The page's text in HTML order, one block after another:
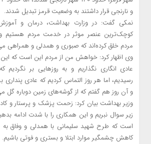
و نارنجی قرار داشتند به وضعیت قرمز تبدیل شدند.
نمکی گفت: در وزارت بهداشت، درمان و
کوچک‌ترین عنصر موثر در خدمت مردم هستیم و
مردم خلق کرده‌اند که صبوری و همدلی و همراهی
وی اظهار کرد: خواهش من از مردم این است که این
رسیدیم، اما هر روز التماس کردیم که عادی
و آن روز هم گفتم که از گوشه‌های زمین دوباره گل
وزیر بهداشت بیان کرد: زحمت پزشک و پرستار و
زیر سوال نبریم و این همکاری را با شدت ادامه
است که طرح شهید سلیمانی با همدلی و وفاق
کاهش چشمگیر موارد ابتلا و بستری و فوتی باشیم.